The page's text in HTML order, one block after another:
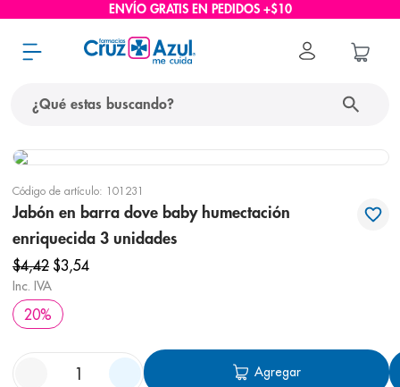
ENVÍO GRATIS EN PEDIDOS +$10
Código de artículo: 101231
Jabón en barra dove baby humectación
enriquecida 3 unidades
$4,42 $3,54
Inc. IVA
20%
Agregar
términos más buscados
protector solar
2. pañales
3. eucerin
4 .
5. nivea
6. shampoo